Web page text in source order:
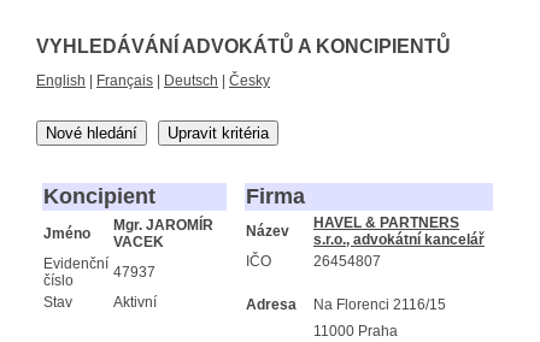
VYHLEDÁVÁNÍ ADVOKÁTŮ A KONCIPIENTŮ
English Français Deutsch Česky
Nové hledání Upravit kritéria
Koncipient
Jméno
Mgr. JAROMÍR
VACEK
Evidenční
číslo
47937
Stav
Aktivní
Firma
Název
HAVEL & PARTNERS
s.r.o., advokátní kancelář
IČO
26454807
Adresa
Na Florenci 2116/15
11000 Praha